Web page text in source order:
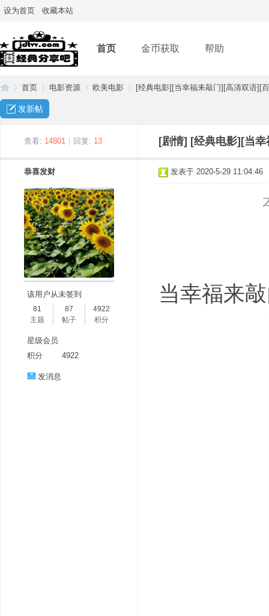
设为首页 收藏本站
首页 金币获取 帮助
首页
›
电影资源
›
欧美电影 [经典电影][当幸福来敲门][高清双语][
发新帖
查看: 14801 回复: 13 [剧情] [经典电影][当
恭喜发财
该用户从未签到
81
主题
87
帖子
4922
积分
星级会员
积分
4922
发消息
发表于 2020-5-29 11:04:46
当幸福来